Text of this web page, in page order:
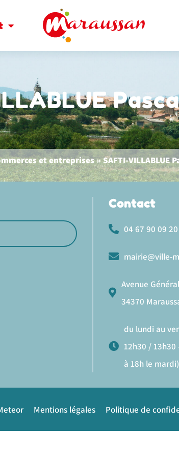
et entreprises»SAFTI-VILLABLUE
Contact
04 67 90 09 20
mairie@ville-
Avenue
34370
du lundi au
12h30 /
à 18h le mardi)
Mentions légales Politique de